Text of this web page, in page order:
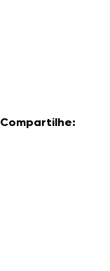
Compartilhe: